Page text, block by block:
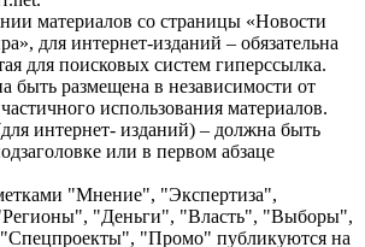
материалов со страницы «Новости
для интернет-изданий – обязательна
для поисковых систем гиперссылка.
быть размещена в независимости от
использования материалов.
интернет- изданий) – должна быть
или в первом абзаце
"Мнение", "Экспертиза",
"Деньги", "Власть", "Выборы",
"Промо" публикуются на